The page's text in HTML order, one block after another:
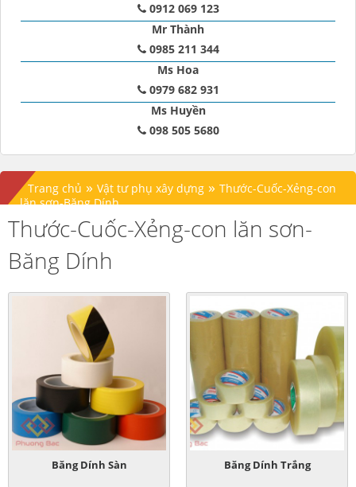
0912 069 123
Mr Thành
0985 211 344
Ms Hoa
0979 682 931
Ms Huyền
098 505 5680
Trang chủ » Vật tư phụ xây dựng » Thước-Cuốc-Xẻng-con
lăn sơn-Băng Dính
Thước-Cuốc-Xẻng-con lăn sơn-
Băng Dính
Băng Dính Sàn Băng Dính Trắng